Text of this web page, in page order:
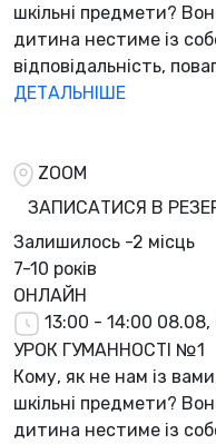
шкільні предмети?
дитина нестиме із
відповідальність,
ДЕТАЛЬНІШЕ
ZOOM
ЗАПИСАТИСЯ В
Залишилось -2 місць
7-10 років
ОНЛАЙН
13:00 - 14:00 08.08,
УРОК ГУМАННОСТІ №1
Кому, як не нам із
шкільні предмети?
дитина нестиме із